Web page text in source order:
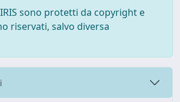
sono protetti da copyright e
riservati, salvo diversa